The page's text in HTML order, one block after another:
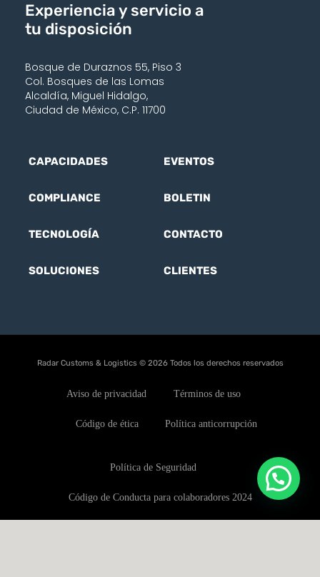
Experiencia y servicio a
tu disposición
Bosque de Duraznos 55, Piso 3
Col. Bosques de las Lomas
Alcaldía, Miguel Hidalgo,
Ciudad de México, C.P. 11700
CAPACIDADES
COMPLIANCE
TECNOLOGÍA
SOLUCIONES
EVENTOS
BOLETIN
CONTACTO
CLIENTES
Radar Customs & Logistics © 2026 Todos los derechos reservados
Aviso de privacidad Términos de uso
Código de ética Política anticorrupción
Política de Seguridad
Código de Conducta para colaboradores 2024